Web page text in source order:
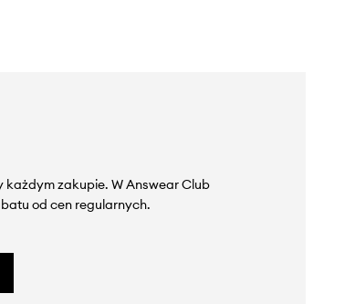
każdym zakupie. W Answear Club
od cen regularnych.